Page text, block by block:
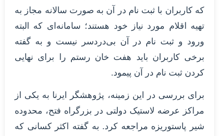
که کاربران با ثبت نام در آن به صورت سالانه مجاز به
تهیه اقلام مورد نیاز خود هستند؛ سامانه‌ای که البته
ورود و ثبت نام در آن بی‌دردسر نیست و به گفته
برخی کاربران باید هفت خان رستم را برای نهایی
کردن ثبت نام در آن پیمود.
برای بررسی در این زمینه، پژوهشگر ایرنا به یکی از
مراکز عرضه لاستیک دولتی در بزرگراه فتح، محدوده
شیر پاستوریزه مراجعه کرد. به گفته اکثر کسانی که